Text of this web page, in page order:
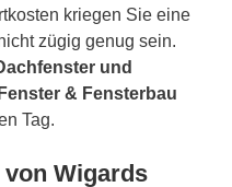
kriegen Sie eine
zügig genug sein.
und
& Fensterbau
Tag.
Wigards